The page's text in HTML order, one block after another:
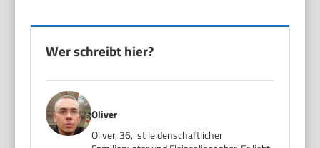
Wer schreibt hier?
Oliver
Oliver, 36, ist leidenschaftlicher